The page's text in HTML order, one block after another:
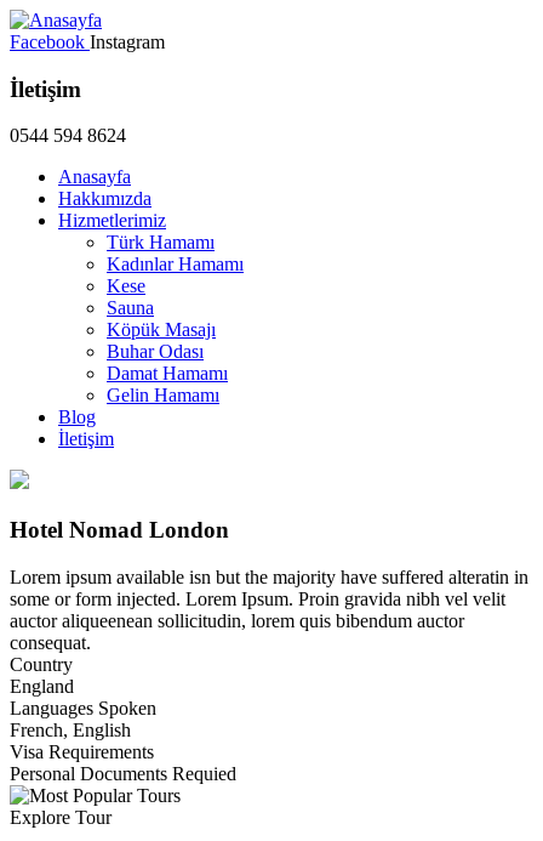
Facebook Instagram
İletişim
0544 594 8624
Anasayfa
Hakkımızda
Hizmetlerimiz
Türk Hamamı
Kadınlar Hamamı
Kese
Sauna
Köpük Masajı
Buhar Odası
Damat Hamamı
Gelin Hamamı
Blog
İletişim
Hotel Nomad London
Lorem ipsum available isn but the majority have suffered alteratin in
some or form injected. Lorem Ipsum. Proin gravida nibh vel velit
auctor aliqueenean sollicitudin, lorem quis bibendum auctor
consequat.
Country
England
Languages Spoken
French, English
Visa Requirements
Personal Documents Requied
Explore Tour